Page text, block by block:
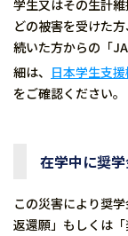
学生又はその生計
どの被害を受けた
続いた方からの「
細は、 日本学生支
をご確認ください。
在学中に奨
この災害により奨
返還願」もしくは